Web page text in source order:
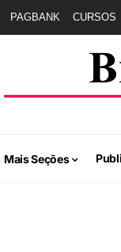
PAGBANK CURSOS
Mais Seções